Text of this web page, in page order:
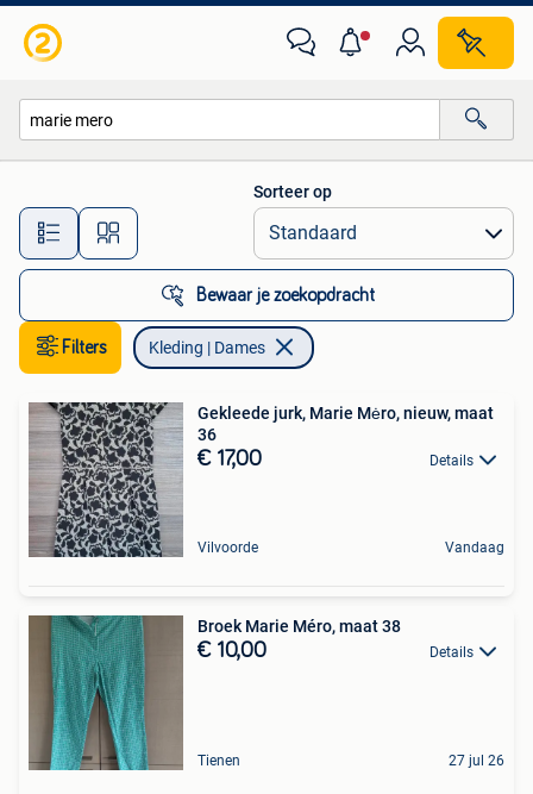
Alle afstanden…
Sorteer op
Bewaar je zoekopdracht
Filters Kleding | Dames
Gekleede jurk, Marie Mėro, nieuw, maat
36
€ 17,00 Details
Vilvoorde Vandaag
Broek Marie Méro, maat 38
€ 10,00 Details
Tienen 27 jul 26